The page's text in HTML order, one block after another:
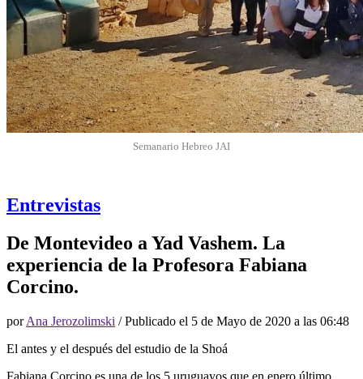
Semanario Hebreo JAI
Entrevistas
De Montevideo a Yad Vashem. La
experiencia de la Profesora Fabiana
Corcino.
porAna Jerozolimski / Publicado el 5 de Mayo de 2020 a las 06:48
El antes y el después del estudio de la Shoá
Fabiana Corcino es una de los 5 uruguayos que en enero último